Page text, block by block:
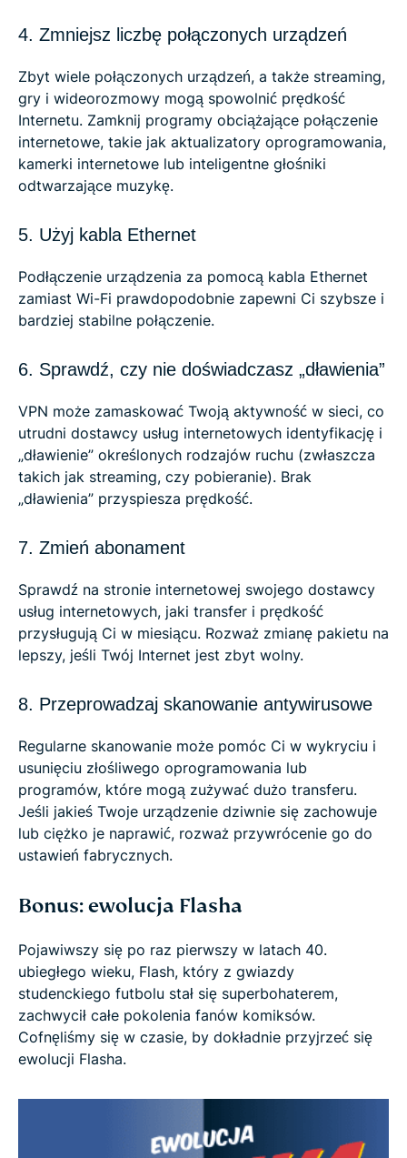
4. Zmniejsz liczbę połączonych urządzeń
Zbyt wiele połączonych urządzeń, a także streaming,
gry i wideorozmowy mogą spowolnić prędkość
Internetu. Zamknij programy obciążające połączenie
internetowe, takie jak aktualizatory oprogramowania,
kamerki internetowe lub inteligentne głośniki
odtwarzające muzykę.
5. Użyj kabla Ethernet
Podłączenie urządzenia za pomocą kabla Ethernet
zamiast Wi-Fi prawdopodobnie zapewni Ci szybsze i
bardziej stabilne połączenie.
6. Sprawdź, czy nie doświadczasz „dławienia”
VPN może zamaskować Twoją aktywność w sieci, co
utrudni dostawcy usług internetowych identyfikację i
„dławienie” określonych rodzajów ruchu (zwłaszcza
takich jak streaming, czy pobieranie). Brak
„dławienia” przyspiesza prędkość.
7. Zmień abonament
Sprawdź na stronie internetowej swojego dostawcy
usług internetowych, jaki transfer i prędkość
przysługują Ci w miesiącu. Rozważ zmianę pakietu na
lepszy, jeśli Twój Internet jest zbyt wolny.
8. Przeprowadzaj skanowanie antywirusowe
Regularne skanowanie może pomóc Ci w wykryciu i
usunięciu złośliwego oprogramowania lub
programów, które mogą zużywać dużo transferu.
Jeśli jakieś Twoje urządzenie dziwnie się zachowuje
lub ciężko je naprawić, rozważ przywrócenie go do
ustawień fabrycznych.
Bonus: ewolucja Flasha
Pojawiwszy się po raz pierwszy w latach 40.
ubiegłego wieku, Flash, który z gwiazdy
studenckiego futbolu stał się superbohaterem,
zachwycił całe pokolenia fanów komiksów.
Cofnęliśmy się w czasie, by dokładnie przyjrzeć się
ewolucji Flasha.